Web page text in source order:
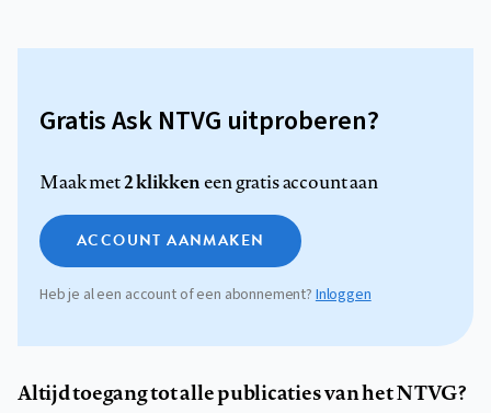
Gratis Ask NTVG uitproberen?
Maak met2 klikkeneen gratis account aan
ACCOUNT AANMAKEN
Heb je al een account of een abonnement?Inloggen
Altijd toegang tot alle publicaties van het NTVG?